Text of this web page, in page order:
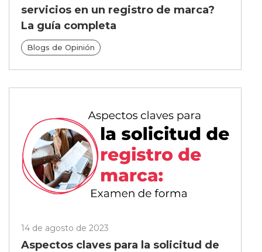
servicios en un registro de marca?
La guía completa
Blogs de Opinión
14 de agosto de 2023
Aspectos claves para la solicitud de